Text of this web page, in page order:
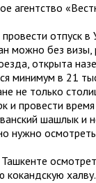
агентство
отпуск
можно без
открыта
минимум в 21
не только
провести
шашлык и
нужно
кокандскую